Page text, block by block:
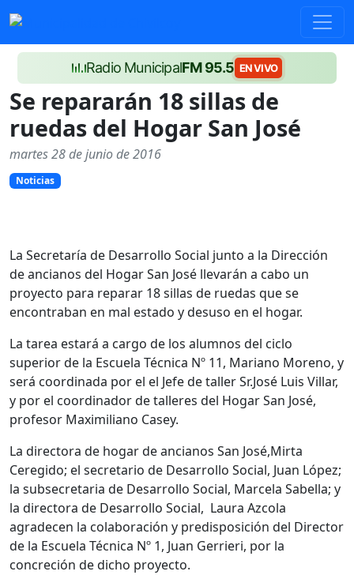
Radio MunicipalFM 95.5 EN VIVO
Se repararán 18 sillas de
ruedas del Hogar San José
martes 28 de junio de 2016
Noticias
La Secretaría de Desarrollo Social junto a la Dirección
de ancianos del Hogar San José llevarán a cabo un
proyecto para reparar 18 sillas de ruedas que se
encontraban en mal estado y desuso en el hogar.
La tarea estará a cargo de los alumnos del ciclo
superior de la Escuela Técnica Nº 11, Mariano Moreno, y
será coordinada por el el Jefe de taller Sr.José Luis Villar,
y por el coordinador de talleres del Hogar San José,
profesor Maximiliano Casey.
La directora de hogar de ancianos San José,Mirta
Ceregido; el secretario de Desarrollo Social, Juan López;
la subsecretaria de Desarrollo Social, Marcela Sabella; y
la directora de Desarrollo Social, Laura Azcola
agradecen la colaboración y predisposición del Director
de la Escuela Técnica Nº 1, Juan Gerrieri, por la
concreción de dicho proyecto.